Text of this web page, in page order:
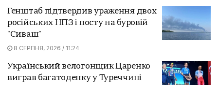
Генштаб підтвердив ураження двох
російських НПЗ і посту на буровій
"Сиваш"
8 СЕРПНЯ, 2026 / 11:24
Український велогонщик Царенко
виграв багатоденку у Туреччині